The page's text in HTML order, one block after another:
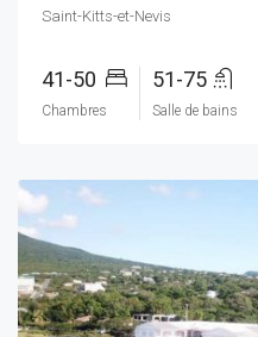
Saint-Kitts-et-Nevis
41-50
Chambres
51-75
Salle de bains